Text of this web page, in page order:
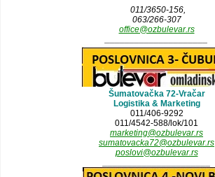
011/3650-156,
063/266-307
office@ozbulevar.rs
Šumatovačka 72-Vračar
Logistika & Marketing
011/406-9292
011/4542-588/lok/101
marketing@ozbulevar.rs
sumatovacka72@ozbulevar.rs
poslovi@ozbulevar.rs